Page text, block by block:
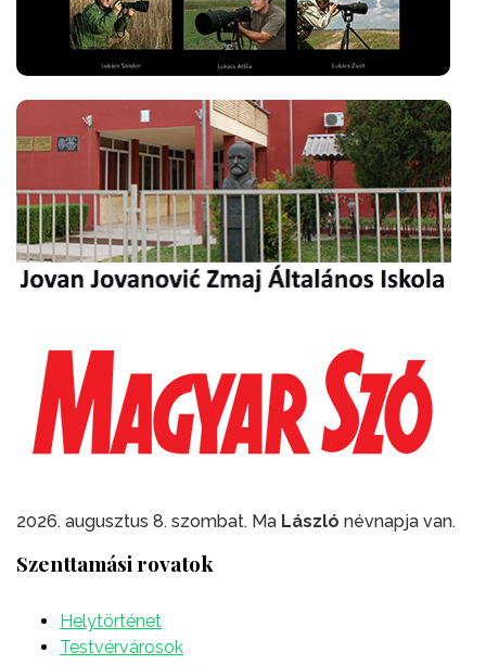
2026. augusztus 8. szombat. Ma László névnapja van.
Szenttamási rovatok
Helytörténet
Testvérvárosok